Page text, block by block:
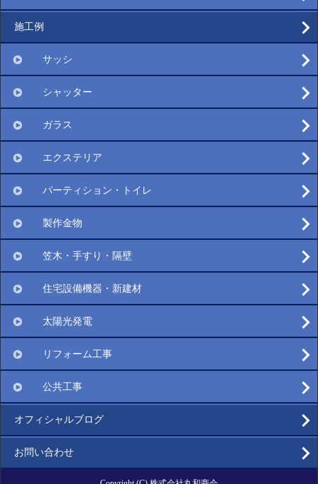
施工例
サッシ
シャッター
ガラス
エクステリア
パーティション・トイレ
製作金物
笠木・手すり・隔壁
住宅設備機器・新建材
太陽光発電
リフォーム工事
公共工事
オフィシャルブログ
お問い合わせ